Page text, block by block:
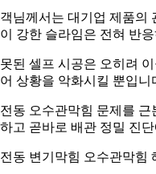
님께서는 대기업 제품의
강한 슬라임은 전혀 반
된 셀프 시공은 오히려
상황을 악화시킬 뿐입니
동 오수관막힘 문제를
고 곧바로 배관 정밀 진
동 변기막힘 오수관막힘